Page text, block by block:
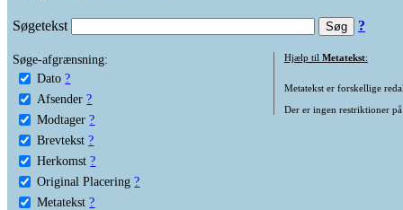
Søgetekst ?
Søge-afgrænsning:
Dato ?
Afsender ?
Modtager ?
Brevtekst ?
Herkomst ?
Original Placering ?
Metatekst ?
Hjælp til Metatekst:
Metatekst er forskellige
Der er ingen restriktioner